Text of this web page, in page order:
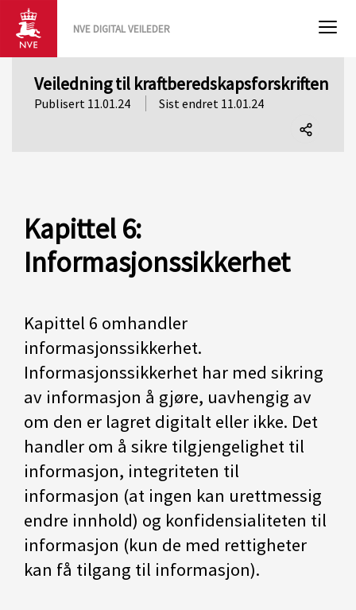
NVE DIGITAL VEILEDER
Veiledning til kraftberedskapsforskriften
Publisert 11.01.24 Sist endret 11.01.24
Kapittel 6:
Informasjonssikkerhet
Kapittel 6 omhandler
informasjonssikkerhet.
Informasjonssikkerhet har med sikring
av informasjon å gjøre, uavhengig av
om den er lagret digitalt eller ikke. Det
handler om å sikre tilgjengelighet til
informasjon, integriteten til
informasjon (at ingen kan urettmessig
endre innhold) og konfidensialiteten til
informasjon (kun de med rettigheter
kan få tilgang til informasjon).